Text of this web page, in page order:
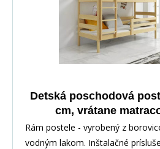
Detská poschodová
cm, vrátane
Rám postele - vyrobený z
vodným lakom. Inštalačné